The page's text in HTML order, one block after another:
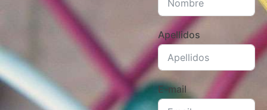
Apellidos
E-mail